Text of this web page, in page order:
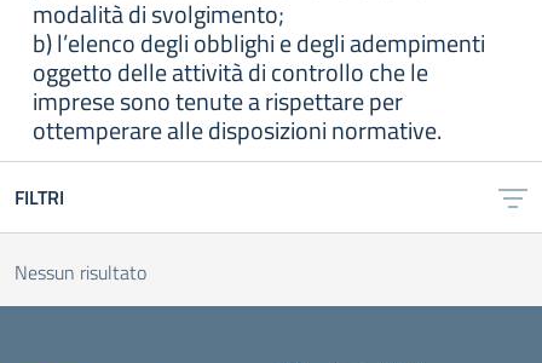
modalità di svolgimento;
b) l’elenco degli obblighi e degli adempimenti
oggetto delle attività di controllo che le
imprese sono tenute a rispettare per
ottemperare alle disposizioni normative.
FILTRI
Nessun risultato